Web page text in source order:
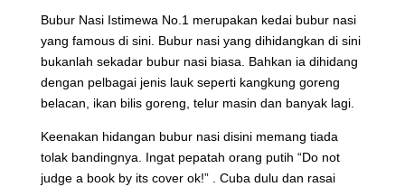
Bubur Nasi Istimewa No.1 merupakan kedai bubur nasi
yang famous di sini. Bubur nasi yang dihidangkan di sini
bukanlah sekadar bubur nasi biasa. Bahkan ia dihidang
dengan pelbagai jenis lauk seperti kangkung goreng
belacan, ikan bilis goreng, telur masin dan banyak lagi.
Keenakan hidangan bubur nasi disini memang tiada
tolak bandingnya. Ingat pepatah orang putih “Do not
judge a book by its cover ok!” . Cuba dulu dan rasai